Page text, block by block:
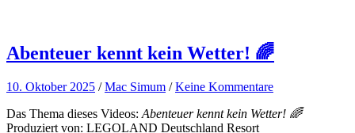
Abenteuer kennt kein Wetter! 🌈
10. Oktober 2025 /Mac Simum /Keine Kommentare
Das Thema dieses Videos: Abenteuer kennt kein Wetter! 🌈
Produziert von: LEGOLAND Deutschland Resort